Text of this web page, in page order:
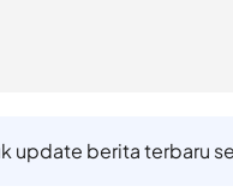
update berita terbaru